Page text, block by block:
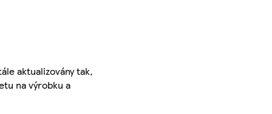
aktualizovány tak,
na výrobku a